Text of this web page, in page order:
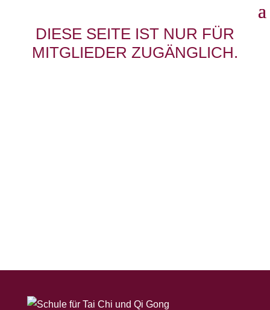
DIESE SEITE IST NUR FÜR
MITGLIEDER ZUGÄNGLICH.